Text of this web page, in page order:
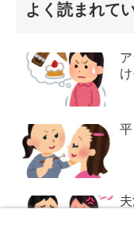
よく読まれて